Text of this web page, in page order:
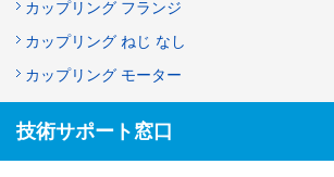
カップリング フランジ
カップリング ねじ なし
カップリング モーター
技術サポート窓口